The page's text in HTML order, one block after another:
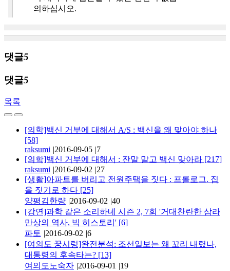
댓글5
댓글5
목록
[의학]백신 거부에 대해서 A/S : 백신을 왜 맞아야 하나
[58]
raksumi |2016-09-05 |7
[의학]백신 거부에 대해서 : 잔말 말고 백신 맞아라 [217]
raksumi |2016-09-02 |27
[생활]아파트를 버리고 전원주택을 짓다 : 프롤로그. 집
을 짓기로 하다 [25]
양평김한량 |2016-09-02 |40
[강연]과학 같은 소리하네 시즌 2, 7회 '거대찬란한 삼라
만상의 역사, 빅 히스토리' [6]
파토 |2016-09-02 |6
[여의도 꿍시렁]완전분석: 조선일보는 왜 꼬리 내렸나,
대통령의 후속타는? [13]
여의도노숙자 |2016-09-01 |19